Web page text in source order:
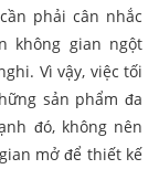
phải cân nhắc
không gian ngột
Vì vậy, việc tối
sản phẩm đa
đó, không nên
mở để thiết kế